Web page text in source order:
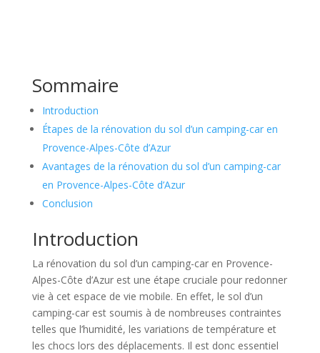
Sommaire
Introduction
Étapes de la rénovation du sol d’un camping-car en
Provence-Alpes-Côte d’Azur
Avantages de la rénovation du sol d’un camping-car
en Provence-Alpes-Côte d’Azur
Conclusion
Introduction
La rénovation du sol d’un camping-car en Provence-
Alpes-Côte d’Azur est une étape cruciale pour redonner
vie à cet espace de vie mobile. En effet, le sol d’un
camping-car est soumis à de nombreuses contraintes
telles que l’humidité, les variations de température et
les chocs lors des déplacements. Il est donc essentiel